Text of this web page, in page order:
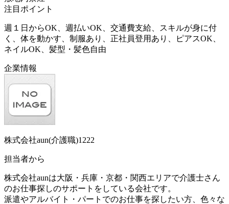
注目ポイント
週１日からOK、週払いOK、交通費支給、スキルが身に付
く、体を動かす、制服あり、正社員登用あり、ピアスOK、
ネイルOK、髪型・髪色自由
企業情報
株式会社aun(介護職)1222
担当者から
株式会社aunは大阪・兵庫・京都・関西エリアで介護士さん
のお仕事探しのサポートをしている会社です。
派遣やアルバイト・パートでのお仕事を探したい方、色々な